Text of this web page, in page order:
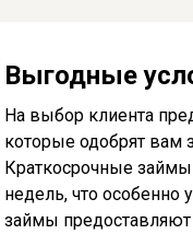
Выгодные
На выбор клиента
которые одобрят вам
Краткосрочные
недель, что
займы